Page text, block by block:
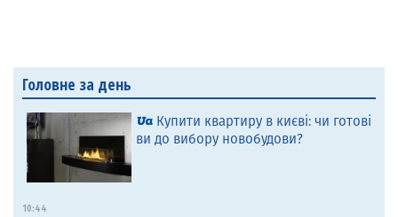
Головне за день
Купити квартиру в києві: чи готові
ви до вибору новобудови?
10:44